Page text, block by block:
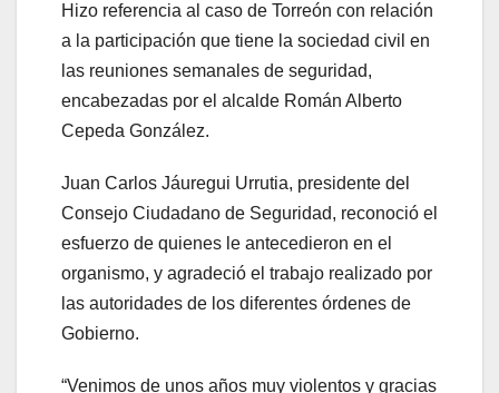
Hizo referencia al caso de Torreón con relación
a la participación que tiene la sociedad civil en
las reuniones semanales de seguridad,
encabezadas por el alcalde Román Alberto
Cepeda González.
Juan Carlos Jáuregui Urrutia, presidente del
Consejo Ciudadano de Seguridad, reconoció el
esfuerzo de quienes le antecedieron en el
organismo, y agradeció el trabajo realizado por
las autoridades de los diferentes órdenes de
Gobierno.
“Venimos de unos años muy violentos y gracias